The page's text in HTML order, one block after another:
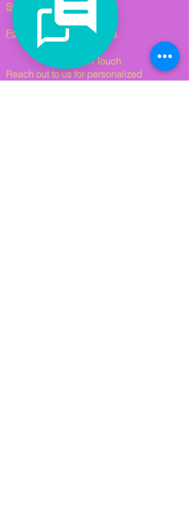
Stay Connected
Follow us on Social Media
Get in Touch
Reach out to us for personalized